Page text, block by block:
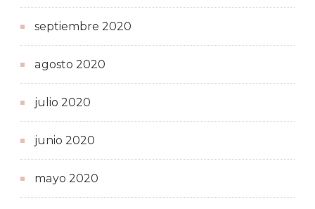
septiembre 2020
agosto 2020
julio 2020
junio 2020
mayo 2020